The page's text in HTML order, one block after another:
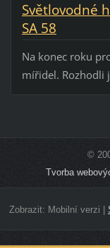
Světlovodné
SA 58
Na konec roku
mířidel. Rozhodli
©
Tvorba
Zobrazit: Mobilní verzi |